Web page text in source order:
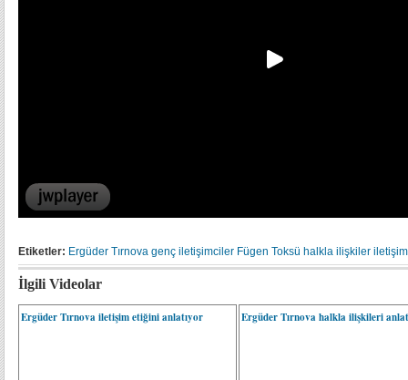
Etiketler: Ergüder Tırnova genç iletişimciler Fügen Toksü halkla ilişkiler iletişim
İlgili Videolar
Ergüder Tırnova iletişim etiğini anlatıyor Ergüder Tırnova halkla ilişkileri